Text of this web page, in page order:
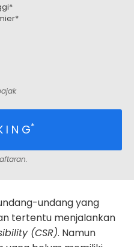
I N G*
undang yang
tertentu menjalankan
(CSR). Namun